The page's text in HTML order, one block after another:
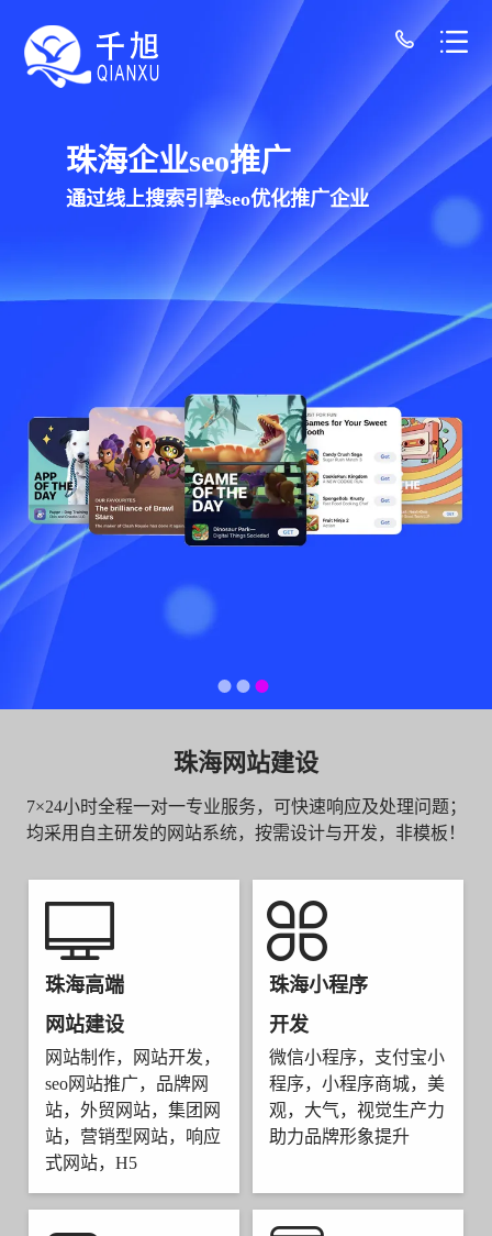
珠海网站建设公司-千旭网络（12年经验/30+
千旭网络科技
为珠海企业提供网站建设，网站制作，网站设
计服务
珠海网站建设
7×24小时全程一对一专业服务，可快速响应及处理问题；
均采用自主研发的网站系统，按需设计与开发，非模板！
珠海高端
网站建设
网站制作，网站开发，
seo网站推广，品牌网
站，外贸网站，集团网
站，营销型网站，响应
式网站，H5
珠海小程序
开发
微信小程序，支付宝小
程序，小程序商城，美
观，大气，视觉生产力
助力品牌形象提升